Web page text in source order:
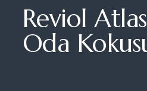
Reviol
Oda